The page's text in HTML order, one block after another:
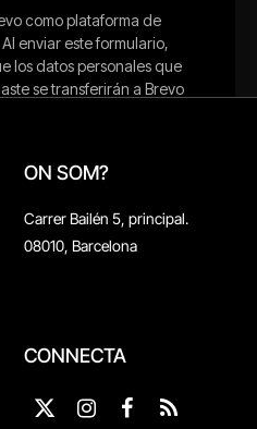
ON SOM?
Carrer Bailén 5, principal.
08010, Barcelona
CONNECTA
X
InstagramFacebook
RSS